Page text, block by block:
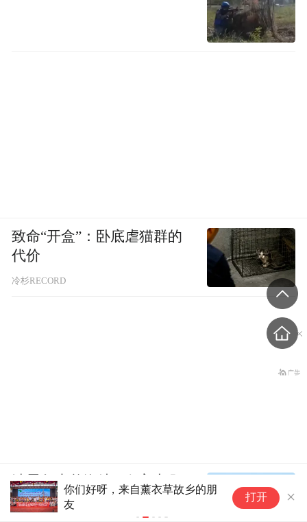
上海实践基地助力台湾青年法律人才成长 打开
致命“开盒”：卧底虐猫群的
代价
冷杉RECORD
涉霍尔木兹海峡，伊朗与阿
曼被曝达成临时协议框架